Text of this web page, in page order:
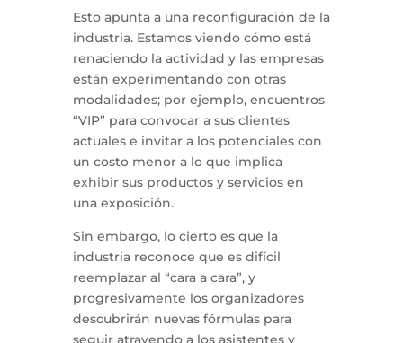
Esto apunta a una reconfiguración de la
industria. Estamos viendo cómo está
renaciendo la actividad y las empresas
están experimentando con otras
modalidades; por ejemplo, encuentros
“VIP” para convocar a sus clientes
actuales e invitar a los potenciales con
un costo menor a lo que implica
exhibir sus productos y servicios en
una exposición.
Sin embargo, lo cierto es que la
industria reconoce que es difícil
reemplazar al “cara a cara”, y
progresivamente los organizadores
descubrirán nuevas fórmulas para
seguir atrayendo a los asistentes y